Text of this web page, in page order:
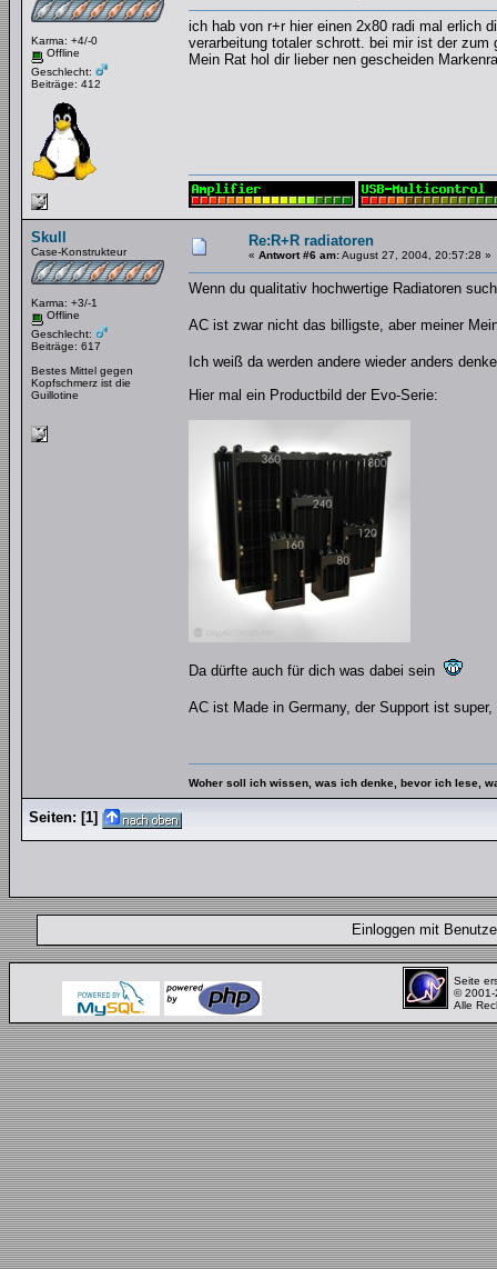
Karma: +4/-0
Offline
Geschlecht:
Beiträge: 412
ich hab von r+r hier einen 2x80 radi mal erlich
verarbeitung totaler schrott. bei mir ist der
Mein Rat hol dir lieber nen gescheiden
Skull
Case-Konstrukteur
Karma: +3/-1
Offline
Geschlecht:
Beiträge: 617
Bestes Mittel gegen
Kopfschmerz ist die
Guillotine
Re:R+R radiatoren
« Antwort #6 am:August 27, 2004, 20:57:28 »
Wenn du qualitativ hochwertige Radiatoren
AC ist zwar nicht das billigste, aber meiner
Ich weiß da werden andere wieder anders
Hier mal ein Productbild der Evo-Serie:
Da dürfte auch für dich was dabei sein
AC ist Made in Germany, der Support ist
Woher soll ich wissen, was ich denke, bevor ich lese,
Seiten: [1]
Einloggen mit
Seite
© 2001-
Alle